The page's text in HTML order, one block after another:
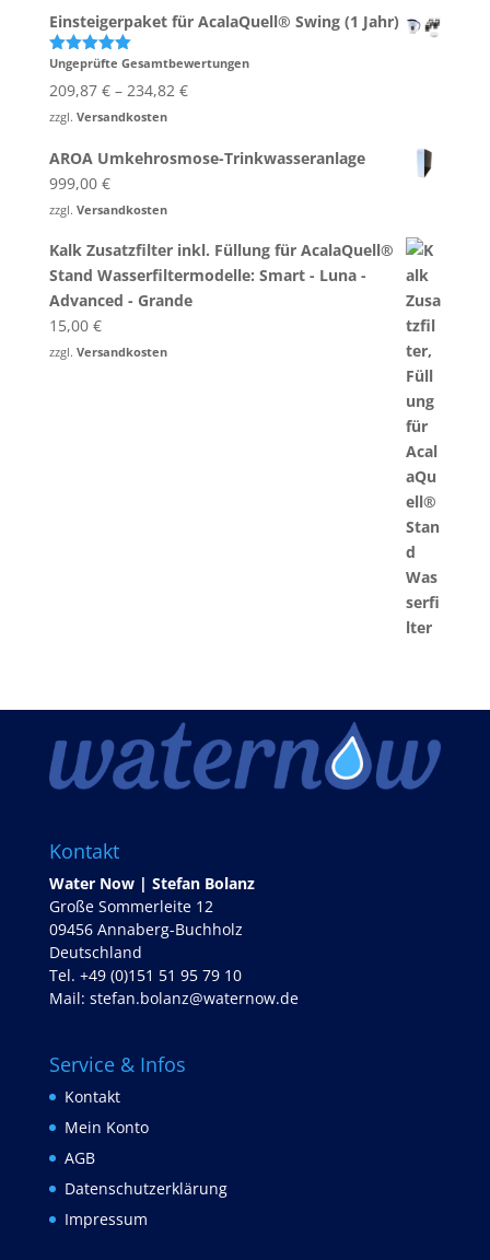
Einsteigerpaket für AcalaQuell® Swing (1 Jahr)
Bewertet
von 5
Ungeprüfte Gesamtbewertungen
209,87 €– 234,82 €
zzgl. Versandkosten
AROA Umkehrosmose-Trinkwasseranlage
999,00 €
zzgl. Versandkosten
Kalk Zusatzfilter inkl. Füllung für AcalaQuell®
Stand Wasserfiltermodelle: Smart - Luna -
Advanced - Grande
15,00 €
zzgl. Versandkosten
Kontakt
Water Now | Stefan Bolanz
Große Sommerleite 12
09456 Annaberg-Buchholz
Deutschland
Tel. +49 (0)151 51 95 79 10
Mail: stefan.bolanz@waternow.de
Service & Infos
Kontakt
Mein Konto
AGB
Datenschutzerklärung
Impressum